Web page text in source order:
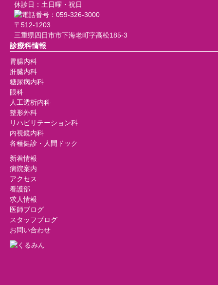
休診日：土日曜・祝日
〒512-1203
三重県四日市市下海老町字高松185-3
診療科情報
胃腸内科
肝臓内科
糖尿病内科
眼科
人工透析内科
整形外科
リハビリテーション科
内視鏡内科
各種健診・人間ドック
新着情報
病院案内
アクセス
看護部
求人情報
医師ブログ
スタッフブログ
お問い合わせ